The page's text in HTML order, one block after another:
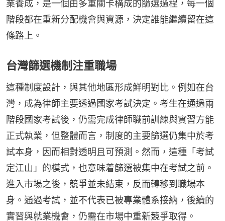
業養成，是一個由多重關卡構成的篩選過程，每一個
階段都在重新分配機會與資源，決定誰能繼續留在這
條路上。
台灣篩選機制注重職場
這種制度設計，與其他地區形成鮮明對比。例如在台
灣，成為律師主要透過國家考試決定。考生在通過兩
階段國家考試後，仍需完成律師職前訓練與實習方能
正式執業，但整體而言，制度的主要篩選仍集中於考
試本身，因而相對透明且可預測。然而，這種「考試
定江山」的模式，也意味着篩選被集中在考試之前。
進入市場之後，競爭並未結束，反而轉移到職場本
身。通過考試，並不代表已被專業體系接納，後續的
實習與就業機會，仍需在市場中重新競爭取得。